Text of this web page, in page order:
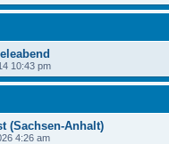
10:43 pm
(Sachsen-Anhalt)
4:26 am